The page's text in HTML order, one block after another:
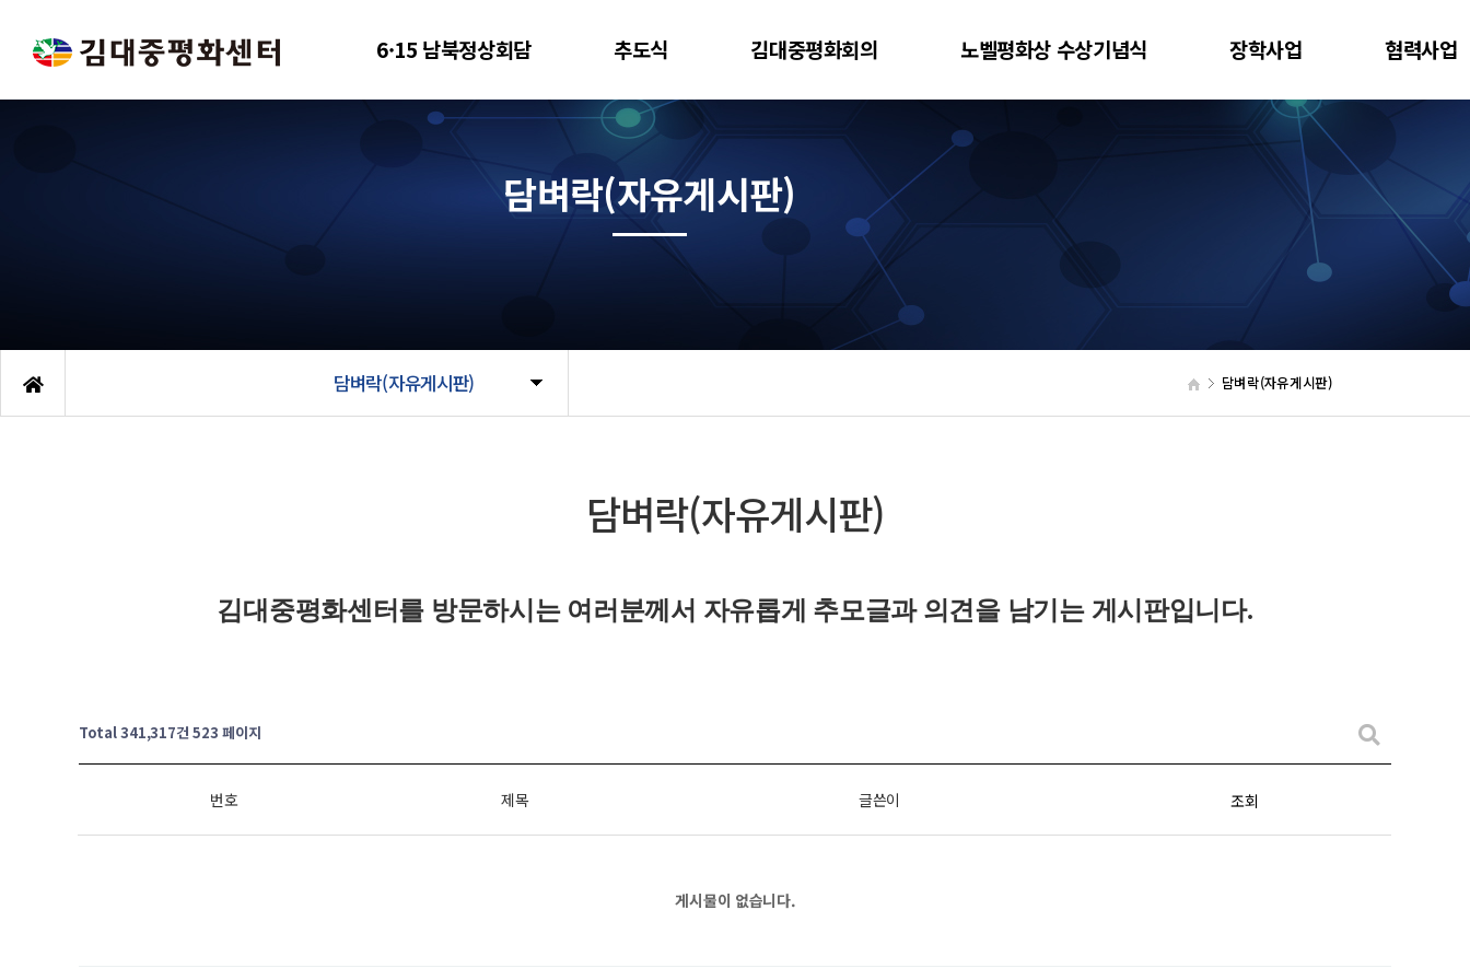
6·15 남북정상회담 추도식 김대중평화회의 노벨평화상 수상기념식 장학사업 협력사업
담벼락(자유게시판) 담벼락(자유게시판)
담벼락(자유게시판)
담벼락(자유게시판)
김대중평화센터를 방문하시는 여러분께서 자유롭게 추모글과의견을 남기는 게시판입니다.
Total 341,317건523 페이지
번호 제목 글쓴이 조회
게시물이 없습니다.